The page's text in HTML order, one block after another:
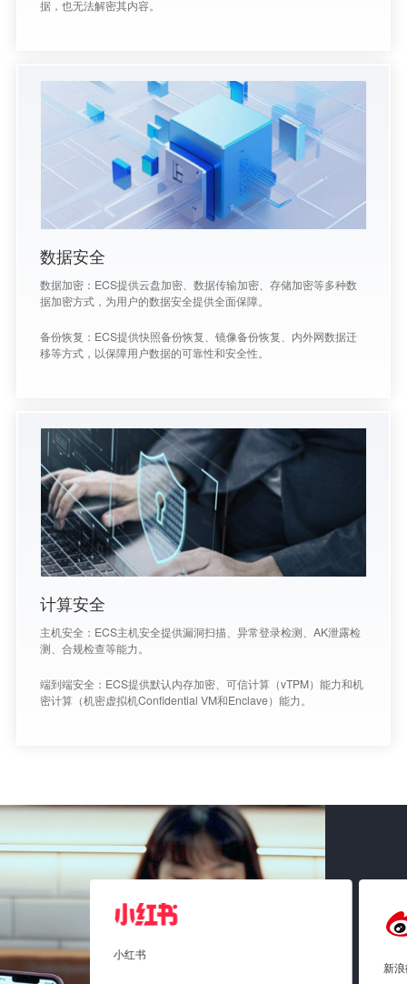
据，也无法解密其内容。
数据安全
数据加密：ECS提供云盘加密、数据传输加密、存储加密等多种数
据加密方式，为用户的数据安全提供全面保障。
备份恢复：ECS提供快照备份恢复、镜像备份恢复、内外网数据迁
移等方式，以保障用户数据的可靠性和安全性。
计算安全
主机安全：ECS主机安全提供漏洞扫描、异常登录检测、AK泄露检
测、合规检查等能力。
端到端安全：ECS提供默认内存加密、可信计算（vTPM）能力和机
密计算（机密虚拟机Confidential VM和Enclave）能力。
小红书
新